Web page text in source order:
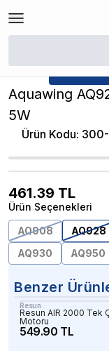
/
Aquawing
5W
Ürün Kodu:
461.39 TL
Ürün Seçenekleri
AQ908
AQ928
AQ930
AQ950
Benzer
Resun
Resun AIR 2000 Tek
Motoru
549.90 TL